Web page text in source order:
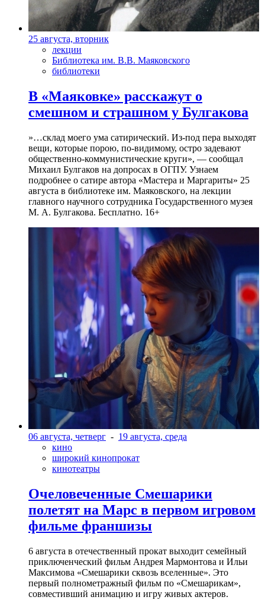
25 августа, вторник
лекции
Библиотека им. В.В. Маяковского
библиотеки
В «Маяковке» расскажут о
смешном и страшном у Булгакова
»…склад моего ума сатирический. Из-под пера выходят
вещи, которые порою, по-видимому, остро задевают
общественно-коммунистические круги», — сообщал
Михаил Булгаков на допросах в ОГПУ. Узнаем
подробнее о сатире автора «Мастера и Маргариты» 25
августа в библиотеке им. Маяковского, на лекции
главного научного сотрудника Государственного музея
М. А. Булгакова. Бесплатно. 16+
06 августа, четверг - 19 августа, среда
кино
широкий кинопрокат
кинотеатры
Очеловеченные Смешарики
полетят на Марс в первом игровом
фильме франшизы
6 августа в отечественный прокат выходит семейный
приключенческий фильм Андрея Мармонтова и Ильи
Максимова «Смешарики сквозь вселенные». Это
первый полнометражный фильм по «Смешарикам»,
совместивший анимацию и игру живых актеров.